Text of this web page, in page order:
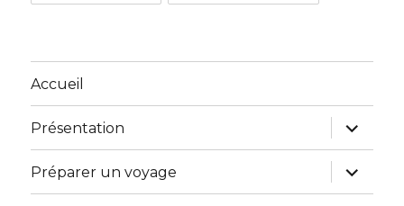
Accueil
Présentation
ouvrir
le
sous-
menu
Préparer un voyage
ouvrir
le
sous-